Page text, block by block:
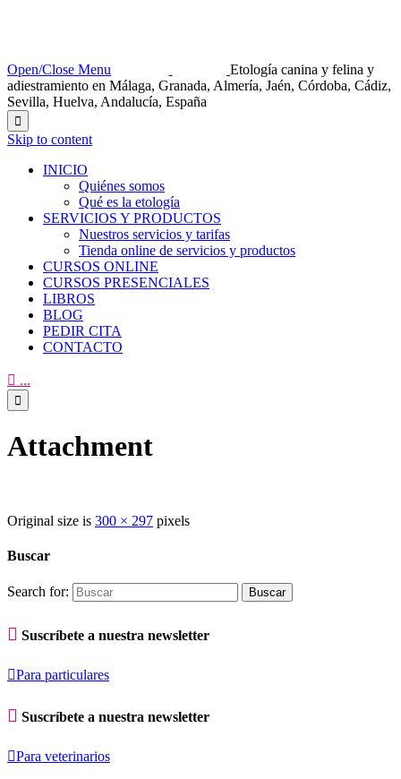
Open/Close Menu
Etología canina y felina y
adiestramiento en Málaga, Granada, Almería, Jaén, Córdoba, Cádiz,
Sevilla, Huelva, Andalucía, España

Skip to content
INICIO
Quiénes somos
Qué es la etología
SERVICIOS Y PRODUCTOS
Nuestros servicios y tarifas
Tienda online de servicios y productos
CURSOS ONLINE
CURSOS PRESENCIALES
LIBROS
BLOG
PEDIR CITA
CONTACTO
 ...

Attachment
Original size is 300 × 297 pixels
Buscar
Search for:
 Suscríbete a nuestra newsletter
Para particulares
 Suscríbete a nuestra newsletter
Para veterinarios